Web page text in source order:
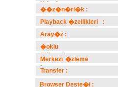
H�z� :
��z�n�rl�k :
Playback �zellikleri :
Aray�z :
�oklu
G�sterim :
Merkezi �zleme
:
Transfer :
Browser Deste�i :